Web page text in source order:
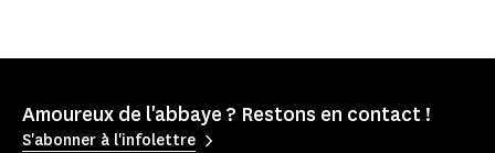
Amoureux de l'abbaye ? Restons en contact !
S'abonner à l'infolettre